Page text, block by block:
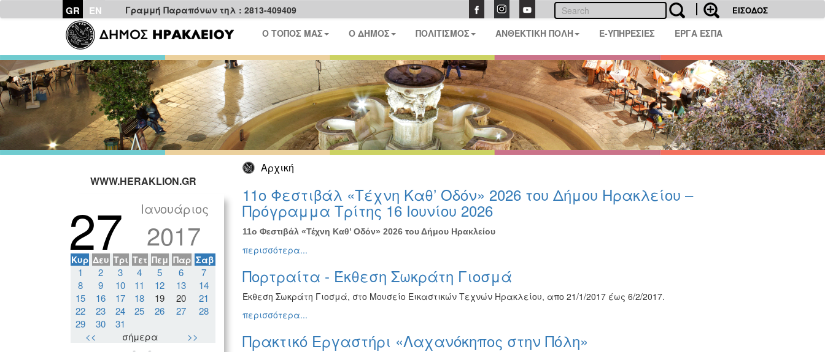
GR EN Γραμμή Παραπόνων τηλ : 2813-409409 ΕΙΣΟΔΟΣ
Ο ΤΟΠΟΣ ΜΑΣ Ο ΔΗΜΟΣ ΠΟΛΙΤΙΣΜΟΣ ΑΝΘΕΚΤΙΚΗ ΠΟΛΗ E-ΥΠΗΡΕΣΙΕΣ ΕΡΓΑ ΕΣΠΑ
Αρχική
WWW.HERAKLION.GR
27 Ιανουάριος
2017
Κυρ Δευ Τρι Τετ Πεμ Παρ Σαβ
1 2 3 4 5 6
7
8
9 10 11 12 13
14
15
16 17 18 19 20
21
22
23 24 25 26 27
28
29
30
31
<<
σήμερα >>
11ο Φεστιβάλ «Τέχνη Καθ’ Οδόν» 2026 του Δήμου Ηρακλείου –
Πρόγραμμα Τρίτης 16 Ιουνίου 2026
11ο Φεστιβάλ «Τέχνη Καθ’ Οδόν» 2026 του Δήμου Ηρακλείου
περισσότερα...
Πορτραίτα - Έκθεση Σωκράτη Γιοσμά
Έκθεση Σωκράτη Γιοσμά, στο Μουσείο Εικαστικών Τεχνών Ηρακλείου, απο 21/1/2017 έως 6/2/2017.
περισσότερα...
Πρακτικό Εργαστήρι «Λαχανόκηπος στην Πόλη»